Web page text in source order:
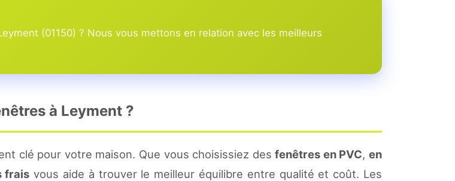
(01150) ? Nous vous mettons en relation avec les meilleurs
à Leyment ?
clé pour votre maison. Que vous choisissiez desfenêtres en PVC,en
frais vous aide à trouver le meilleur équilibre entre qualité et coût. Les